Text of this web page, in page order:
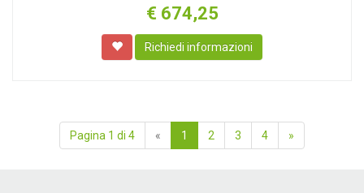
€ 674,25
Richiedi informazioni
Pagina 1 di 4 « 1 2 3 4 »